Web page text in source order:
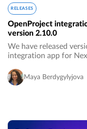
RELEASES
OpenProject
version 2.10.0
We have released
integration app for
project collaboration
Maya Berdygylyjova